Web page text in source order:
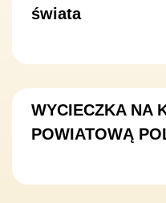
świata
WYCIECZKA NA
POWIATOWĄ